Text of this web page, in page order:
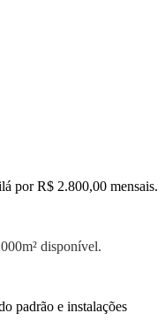
por R$ 2.800,00 mensais.
disponível.
padrão e instalações